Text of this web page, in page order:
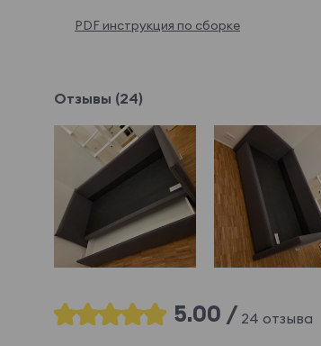
PDF инструкция по сборке
Отзывы (24)
5.00 / 24 отзыва